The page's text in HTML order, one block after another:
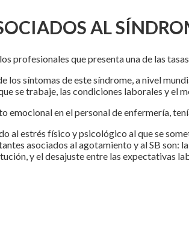
AL
profesionales que presenta una de las
síntomas de este síndrome, a nivel
se trabaje, las condiciones laborales y el
en el personal de enfermería,
estrés físico y psicológico al que se
asociados al agotamiento y al SB son:
y el desajuste entre las expectativas